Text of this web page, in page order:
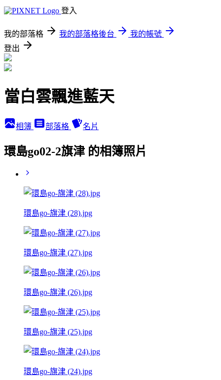
登入
我的部落格 我的部落格後台
我的帳號
登出
當白雲飄進藍天
相簿 部落格 名片
環島go02-2旗津 的相簿照片
環島go-旗津 (28).jpg
環島go-旗津 (27).jpg
環島go-旗津 (26).jpg
環島go-旗津 (25).jpg
環島go-旗津 (24).jpg